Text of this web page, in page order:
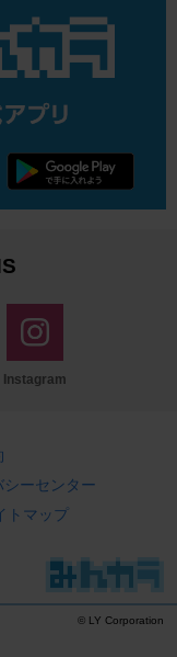
Instagram
シーセンター
トマップ
© LY Corporation